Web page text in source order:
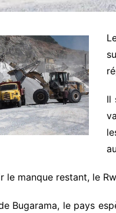
Il
le manque restant, le
Bugarama, le pays